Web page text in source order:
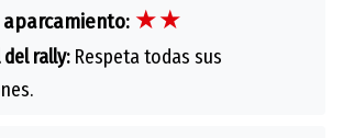
aparcamiento: ★★
rally:Respeta todas sus